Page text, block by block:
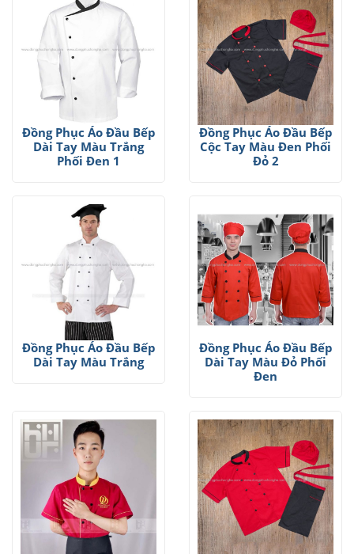
Đồng Phục Áo Đầu Bếp
Dài Tay Màu Trắng
Phối Đen 1
Đồng Phục Áo Đầu Bếp
Cộc Tay Màu Đen Phối
Đỏ 2
Đồng Phục Áo Đầu Bếp
Dài Tay Màu Trắng
Đồng Phục Áo Đầu Bếp
Dài Tay Màu Đỏ Phối
Đen